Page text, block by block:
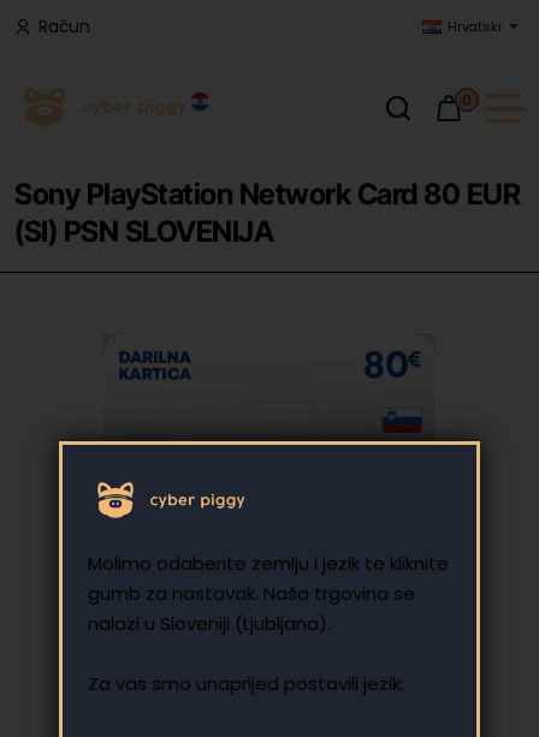
Molimo odaberite zemlju i jezik te kliknite
gumb za nastavak. Naša trgovina se
nalazi u Sloveniji (Ljubljana).
Za vas smo unaprijed postavili jezik:
Račun Hrvatski
0
Sony PlayStation Network Card 80 EUR
(SI) PSN SLOVENIJA